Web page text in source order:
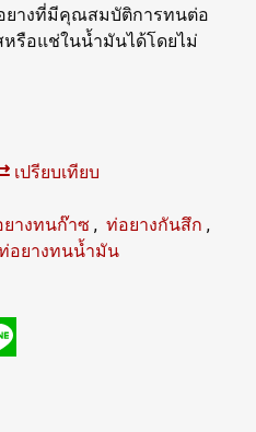
ยางที่มีคุณสมบัติการทนต่อ
รือแช่ในน้ำมันได้โดยไม่
เปรียบเทียบ
างทนก๊าซ , ท่อยางกันสึก ,
อยางทนน้ำมัน